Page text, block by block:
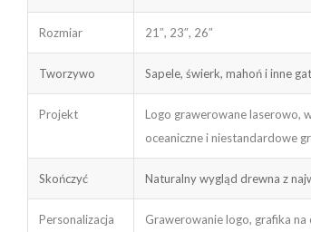
Rozmiar 21″, 23″, 26″
Tworzywo Sapele, świerk, mahoń i inne
Projekt
Logo grawerowane laserowo,
oceaniczne i niestandardowe
Skończyć Naturalny wygląd drewna z
Personalizacja Grawerowanie logo, grafika